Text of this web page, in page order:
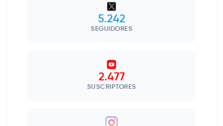
5.242
SEGUIDORES
2.477
SUSCRIPTORES